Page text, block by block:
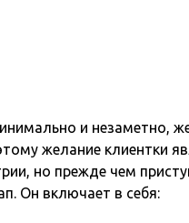
и незаметно,
желание клиентки
но прежде чем
Он включает в себя: